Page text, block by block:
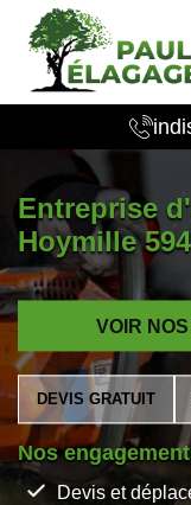
Entreprise
Hoymille
VOIR
DEVIS GRATUIT
Nos
Devis et